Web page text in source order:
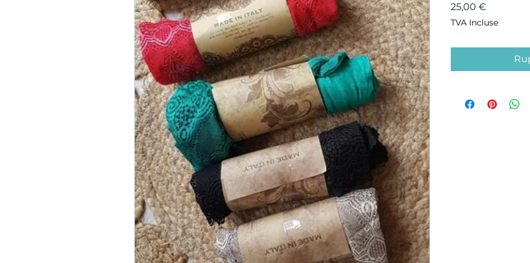
25,00 €
TVA Incluse